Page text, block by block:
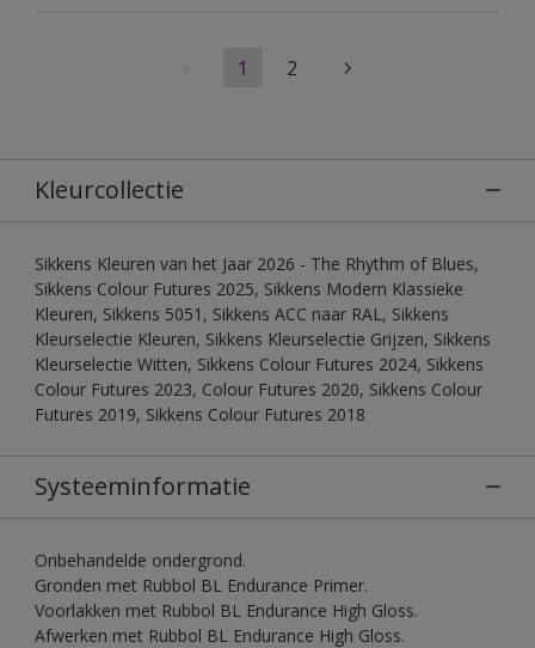
1 2
Kleurcollectie
Sikkens Kleuren van het Jaar 2026 - The Rhythm of Blues,
Sikkens Colour Futures 2025, Sikkens Modern Klassieke
Kleuren, Sikkens 5051, Sikkens ACC naar RAL, Sikkens
Kleurselectie Kleuren, Sikkens Kleurselectie Grijzen, Sikkens
Kleurselectie Witten, Sikkens Colour Futures 2024, Sikkens
Colour Futures 2023, Colour Futures 2020, Sikkens Colour
Futures 2019, Sikkens Colour Futures 2018
Systeeminformatie
Onbehandelde ondergrond.
Gronden met Rubbol BL Endurance Primer.
Voorlakken met Rubbol BL Endurance High Gloss.
Afwerken met Rubbol BL Endurance High Gloss.